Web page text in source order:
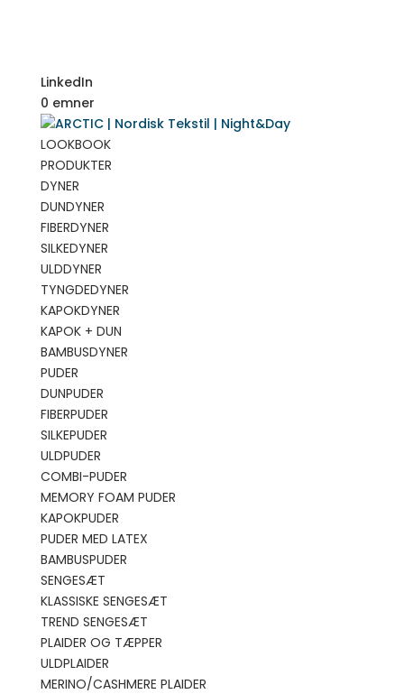
LinkedIn
0 emner
LOOKBOOK
PRODUKTER
DYNER
DUNDYNER
FIBERDYNER
SILKEDYNER
ULDDYNER
TYNGDEDYNER
KAPOKDYNER
KAPOK + DUN
BAMBUSDYNER
PUDER
DUNPUDER
FIBERPUDER
SILKEPUDER
ULDPUDER
COMBI-PUDER
MEMORY FOAM PUDER
KAPOKPUDER
PUDER MED LATEX
BAMBUSPUDER
SENGESÆT
KLASSISKE SENGESÆT
TREND SENGESÆT
PLAIDER OG TÆPPER
ULDPLAIDER
MERINO/CASHMERE PLAIDER